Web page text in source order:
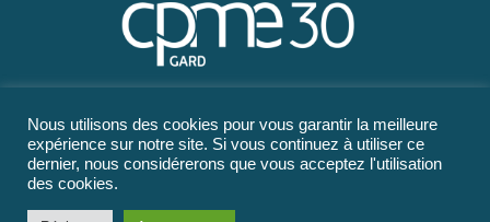
Nous utilisons des cookies pour vous garantir la meilleure
expérience sur notre site. Si vous continuez à utiliser ce
dernier, nous considérerons que vous acceptez l'utilisation
des cookies.